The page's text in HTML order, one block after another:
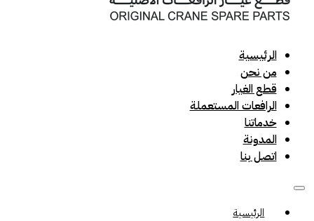
الرئيسية
من نحن
قطع الغيار
الرافعات المستعملة
خدماتنا
المدونة
اتصل بنا
الرئيسية